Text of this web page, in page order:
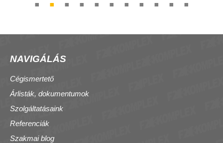
NAVIGÁLÁS
Cégismertető
Árlisták, dokumentumok
Szolgáltatásaink
Referenciák
Szakmai blog